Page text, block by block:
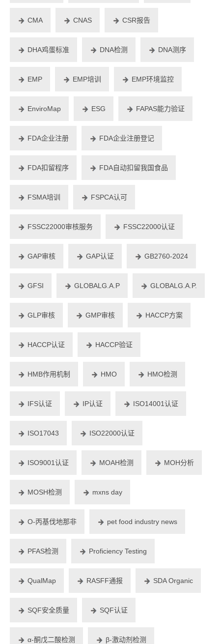
CMA CNAS CSR报告
DHA鸡蛋标准 DNA检测 DNA测序
EMP EMP培训 EMP环境监控
EnviroMap ESG FAPAS能力验证
FDA企业注册 FDA企业注册登记
FDA扣留程序 FDA自动扣留我国食品
FSMA培训 FSPCA认可
FSSC22000审核服务 FSSC22000认证
GAP审核 GAP认证 GB2760-2024
GFSI GLOBALG.A.P GLOBALG.A.P.
GLP审核 GMP审核 HACCP方案
HACCP认证 HACCP验证
HMB作用机制 HMO HMO检测
IFS认证 IP认证 ISO14001认证
ISO17043 ISO22000认证
ISO9001认证 MOAH检测 MOH分析
MOSH检测 mxns day
O-丙基伐地那非 pet food industry news
PFAS检测 Proficiency Testing
QualMap RASFF通报 SDA Organic
SQF安全质量 SQF认证
α-酮戊二酸检测 β-激动剂检测